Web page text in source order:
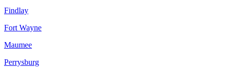
Findlay
Fort Wayne
Maumee
Perrysburg